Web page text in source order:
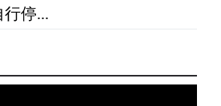
停...